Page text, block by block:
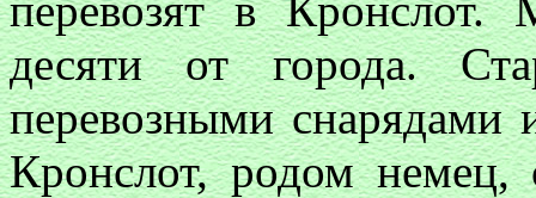
десяти от города.
перевозными снарядами
Кронслот, родом немец,